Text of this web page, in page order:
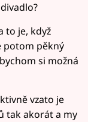
to je, když
potom pěkný
si možná
vzato je
tak akorát a my